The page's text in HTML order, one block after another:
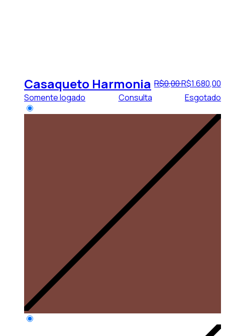
Casaqueto Harmonia R$0,00R$1.680,00
Somente logado
Consulta Esgotado